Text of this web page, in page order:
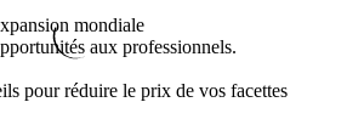
mondiale
aux professionnels.
pour réduire le prix de vos facettes